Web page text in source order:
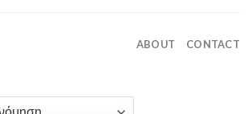
ABOUT CONTACT